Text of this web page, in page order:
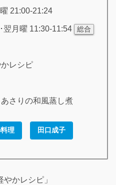
21:00-21:24
翌月曜 11:30-11:54 総合
かレシピ
さりの和風蒸し煮
理 田口成子
やかレシピ」